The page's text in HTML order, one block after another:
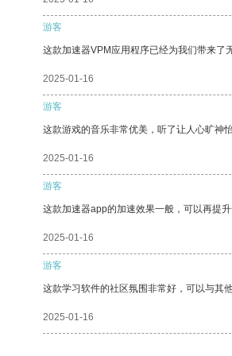
游客
这款加速器VPM应用程序已经为我们带来了
2025-01-16
游客
这款游戏的音乐非常优美，听了让人心旷神怡
2025-01-16
游客
这款加速器app的加速效果一般，可以再提
2025-01-16
游客
这款学习软件的社区氛围非常好，可以与其
2025-01-16